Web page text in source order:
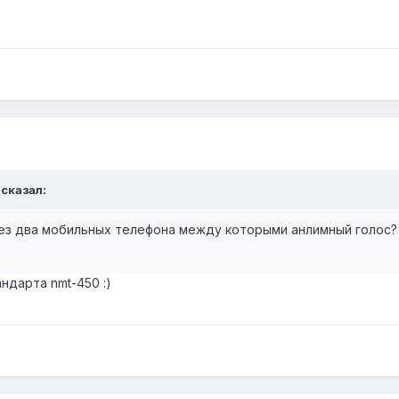
два мобильных телефона между которыми анлимный
nmt-450 :)